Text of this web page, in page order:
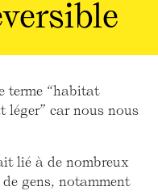
terme “habitat
léger” car nous nous
lié à de nombreux
gens, notamment